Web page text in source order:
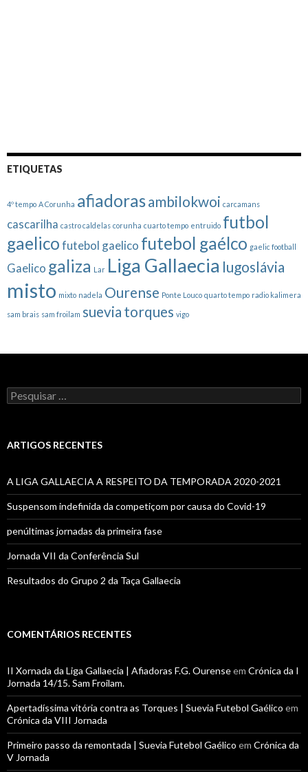
ETIQUETAS
4º tempo A Corunha afiadorasambilokwoi carcamans
cascarilha castro caldelas corunha cuarto tempo entruido futbol
gaelicofutebol gaelico futebol gaélco gaelic football
Gaelico galiza Lar Liga Gallaecia lugoslávia
misto mixto nadela Ourense Ponte Louco quarto tempo radio kalimera
sam brais sam froilam suevia torques vigo
Pesquisar
por:
ARTIGOS RECENTES
A LIGA GALLAECIA A RESPEITO DA TEMPORADA 2020-2021
Suspensom indefinida da competiçom por causa do Covid-19
penúltimas jornadas da primeira fase
Jornada VII da Conferência Sul
Resultados do Grupo 2 da Taça Gallaecia
COMENTÁRIOS RECENTES
II Xornada da Liga Gallaecia | Afiadoras F.G. Ourenseem Crónica da I
Jornada 14/15. Sam Froilam.
Apertadíssima vitória contra as Torques | Suevia Futebol Gaélico em
Crónica da VIII Jornada
Primeiro passo da remontada | Suevia Futebol Gaélico em Crónica da
V Jornada